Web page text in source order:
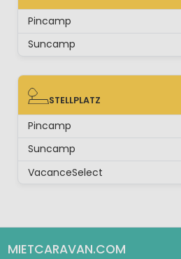
MOBILHEIM
Pincamp
Suncamp
STELLPLATZ
STELLPLATZ
Pincamp
Suncamp
VacanceSelect
MIETCARAVAN.COM